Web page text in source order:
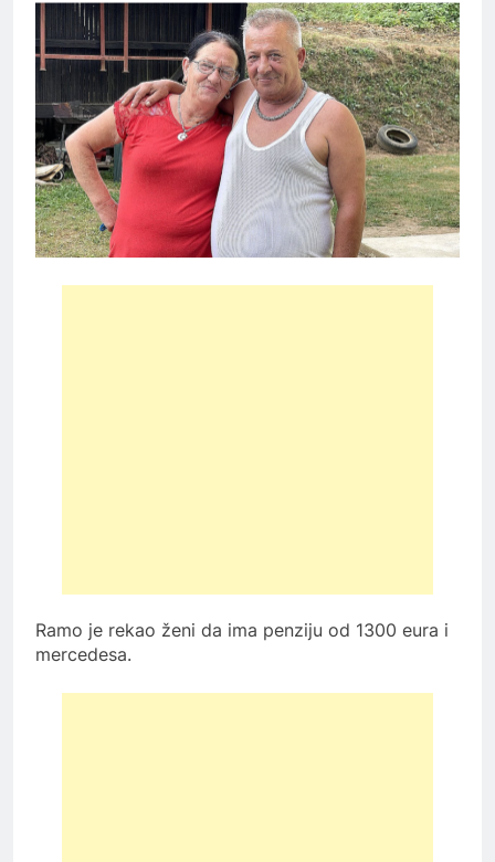
Ramo je rekao ženi da ima penziju od 1300 eura i
mercedesa.